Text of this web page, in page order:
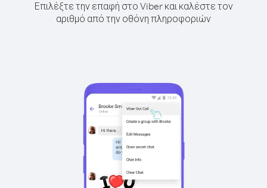
Επιλέξτε την επαφή στο Viber και καλέστε τον
αριθμό από την οθόνη πληροφοριών